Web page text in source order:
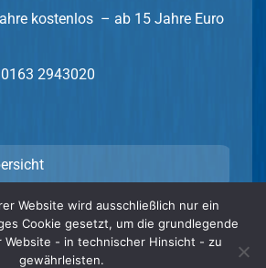
kostenlos – ab 15 Jahre Euro
2943020
Website wird ausschließlich nur ein
Cookie gesetzt, um die grundlegende
Website - in technischer Hinsicht - zu
gewährleisten.
| Kniffel® registered trademarkSchmidt
Spiele